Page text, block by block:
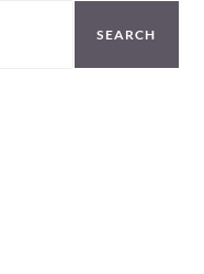
SEARCH